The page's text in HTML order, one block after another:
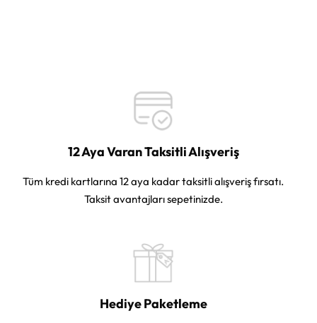
12 Aya Varan Taksitli Alışveriş
Tüm kredi kartlarına 12 aya kadar taksitli alışveriş fırsatı.
Taksit avantajları sepetinizde.
Hediye Paketleme